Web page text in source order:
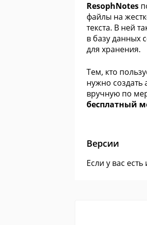
ResophNotes
файлы на
текста. В ней
в базу данных
для хранения.
Тем, кто
нужно создать
вручную по
бесплатный
Версии
Если у вас